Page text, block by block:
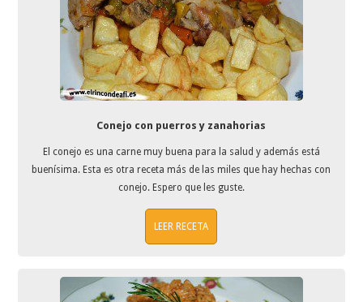
Conejo con puerros y zanahorias
El conejo es una carne muy buena para la salud y además está
buenísima. Esta es otra receta más de las miles que hay hechas con
conejo. Espero que les guste.
LEER RECETA